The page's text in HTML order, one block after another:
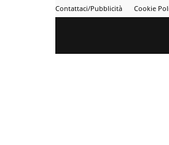
Contattaci/Pubblicità Cookie